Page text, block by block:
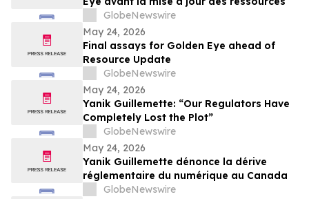
GlobeNewswire
May 24, 2026
Final assays for Golden Eye ahead of
Resource Update
GlobeNewswire
May 24, 2026
Yanik Guillemette: “Our Regulators Have
Completely Lost the Plot”
GlobeNewswire
May 24, 2026
Yanik Guillemette dénonce la dérive
réglementaire du numérique au Canada
GlobeNewswire